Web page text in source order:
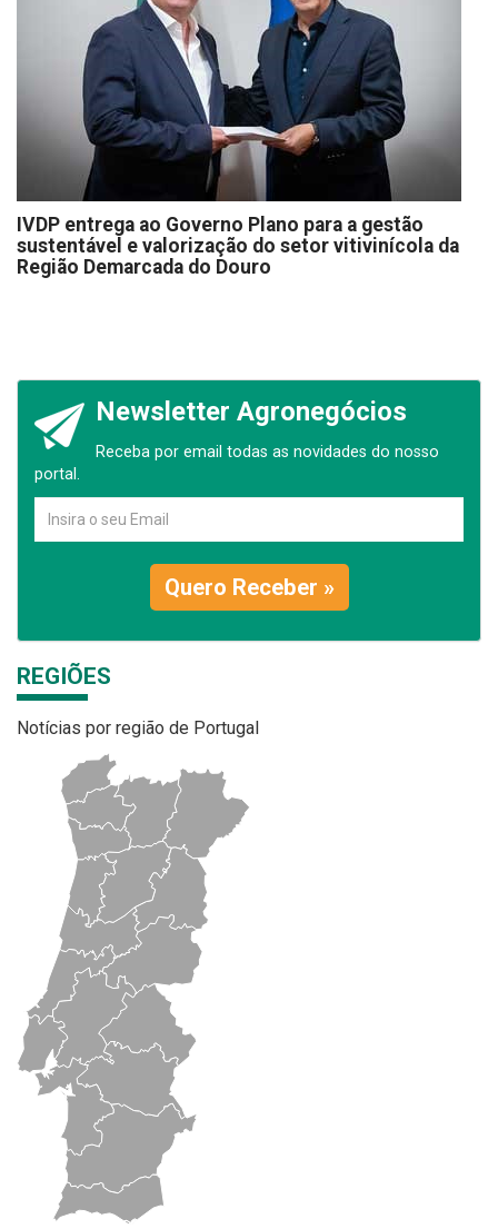
IVDP entrega ao Governo Plano para a gestão
sustentável e valorização do setor vitivinícola da
Região Demarcada do Douro
Newsletter Agronegócios
Receba por email todas as novidades do nosso
portal.
Quero Receber »
REGIÕES
Notícias por região de Portugal